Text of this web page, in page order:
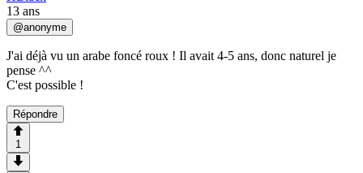
13 ans
@anonyme
J'ai déjà vu un arabe foncé roux ! Il avait 4-5 ans, donc naturel je
pense ^^
C'est possible !
Répondre
1